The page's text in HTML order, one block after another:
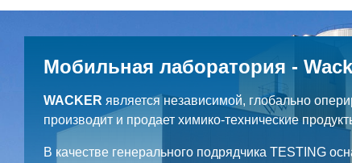
Мобильная лаборатория -
WACKER является независимой, глобально
производит и продает химико-технические
В качестве генерального подрядчика TESTING